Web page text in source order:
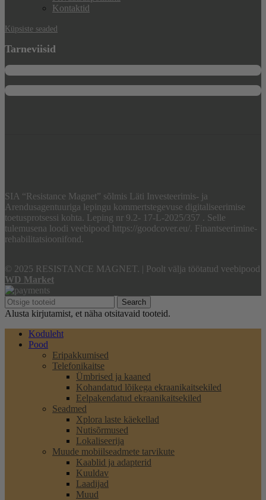
Kontaktid
Küpsiste seaded
Tarneviisid
SIA “Resistance Magnet” sõlmis Läti Investeerimis- ja
Arendusagentuuriga lepingu kommertstegevuse digitaliseerimise
toetusprotsessi kohta. Leping nr 9.2- 17-L-2025/357 . Selle
tulemusena loodi veebipood https://goodcover.eu/. Finantseerimine-
rehabilitatsioonifond.
© 2025 RESISTANCE MAGNET. | Poolt välja töötatud veebipood
WD Market
Search
Alusta kirjutamist, et näha otsitavaid tooteid.
Koduleht
Pood
Eripakkumised
Telefonikaitse
Ümbrised ja kaaned
Kohandatud lõikega ekraanikaitsekiled
Eelpakendatud ekraanikaitsekiled
Seadmed
Xplora laste käekellad
Nutisõrmused
Lokaliseerija
Muude mobiilseadmete tarvikute
Kaablid ja adapterid
Kuuldav
Laadijad
Muud